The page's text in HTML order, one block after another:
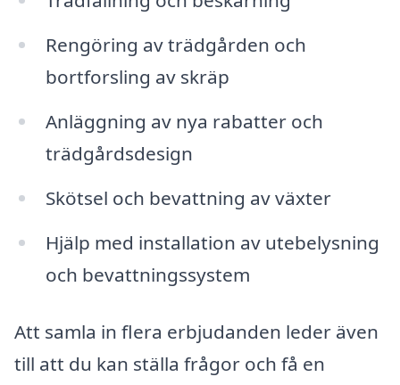
Rengöring av trädgården och
bortforsling av skräp
Anläggning av nya rabatter och
trädgårdsdesign
Skötsel och bevattning av växter
Hjälp med installation av utebelysning
och bevattningssystem
Att samla in flera erbjudanden leder även
till att du kan ställa frågor och få en